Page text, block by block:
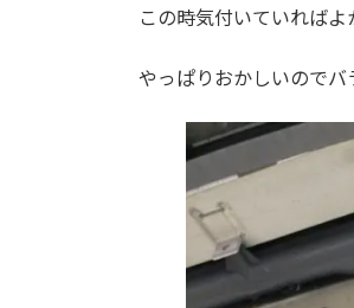
この時気付いていれば
やっぱりおかしいのでバ